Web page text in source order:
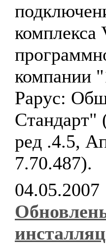
комплекса
компании
Рарус:
Стандарт"
ред .4.5,
7.70.487).
04.05.2007